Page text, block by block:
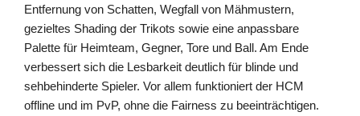
Entfernung von Schatten, Wegfall von Mähmustern,
gezieltes Shading der Trikots sowie eine anpassbare
Palette für Heimteam, Gegner, Tore und Ball. Am Ende
verbessert sich die Lesbarkeit deutlich für blinde und
sehbehinderte Spieler. Vor allem funktioniert der HCM
offline und im PvP, ohne die Fairness zu beeinträchtigen.